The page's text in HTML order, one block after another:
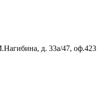
д. 33а/47, оф.423